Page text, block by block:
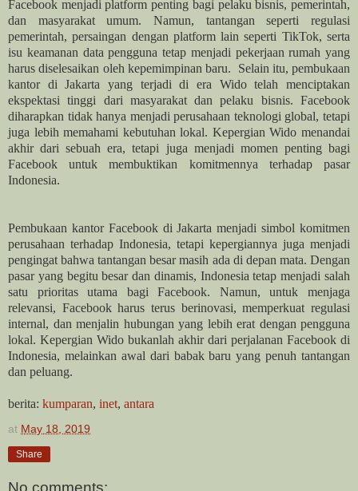
Facebook menjadi platform penting bagi pelaku bisnis, pemerintah,
dan masyarakat umum. Namun, tantangan seperti regulasi
pemerintah, persaingan dengan platform lain seperti TikTok, serta
isu keamanan data pengguna tetap menjadi pekerjaan rumah yang
harus diselesaikan oleh kepemimpinan baru. Selain itu, pembukaan
kantor di Jakarta yang terjadi di era Wido telah menciptakan
ekspektasi tinggi dari masyarakat dan pelaku bisnis. Facebook
diharapkan tidak hanya menjadi perusahaan teknologi global, tetapi
juga lebih memahami kebutuhan lokal. Kepergian Wido menandai
akhir dari sebuah era, tetapi juga menjadi momen penting bagi
Facebook untuk membuktikan komitmennya terhadap pasar
Indonesia.
Pembukaan kantor Facebook di Jakarta menjadi simbol komitmen
perusahaan terhadap Indonesia, tetapi kepergiannya juga menjadi
pengingat bahwa tantangan besar masih ada di depan mata. Dengan
pasar yang begitu besar dan dinamis, Indonesia tetap menjadi salah
satu prioritas utama bagi Facebook. Namun, untuk menjaga
relevansi, Facebook harus terus berinovasi, memperkuat regulasi
internal, dan menjalin hubungan yang lebih erat dengan pengguna
lokal. Kepergian Wido bukanlah akhir dari perjalanan Facebook di
Indonesia, melainkan awal dari babak baru yang penuh tantangan
dan peluang.
berita: kumparan, inet, antara
at May 18, 2019
Share